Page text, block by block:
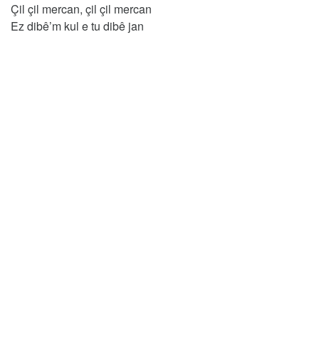
Çil çil mercan, çil çil mercan
Ez dibê’m kul e tu dibê jan